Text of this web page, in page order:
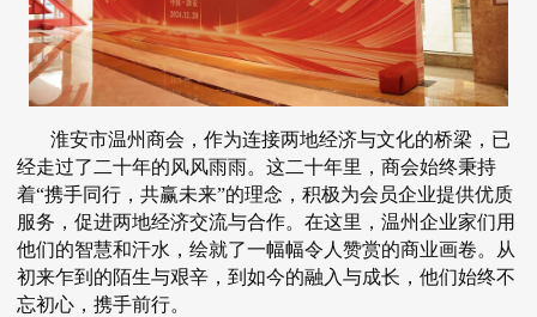
淮安市温州商会 ，作为连接两地经济与文化的桥梁，已
经走过了二十年的风风雨雨。这二十年里，商会始终秉持
着“携手同行，共赢未来”的理念，积极为会员企业提供优质
服务，促进两地经济交流与合作。在这里，温州企业家们用
他们的智慧和汗水，绘就了一幅幅令人赞赏的商业画卷。从
初来乍到的陌生与艰辛，到如今的融入与成长，他们始终不
忘初心，携手前行。